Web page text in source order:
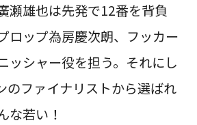
瀬雄也は先発で12番を背負
ロップ為房慶次朗、フッカー
ッシャー役を担う。それにし
のファイナリストから選ばれ
な若い！